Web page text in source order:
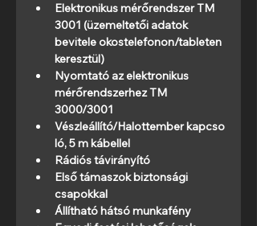
Elektronikus mérőrendszer TM
3001 (üzemeltetői adatok
bevitele okostelefonon/tableten
keresztül)
Nyomtató az elektronikus
mérőrendszerhez TM
3000/3001
Vészleállító/Halottember kapcso
ló, 5 m kábellel
Rádiós távirányító
Első támaszok biztonsági
csapokkal
Állítható hátsó munkafény